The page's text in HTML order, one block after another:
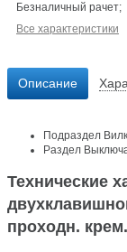
Безналичный рачет;
Все характеристики
Описание
Подраздел
Раздел
Технические
проходн.